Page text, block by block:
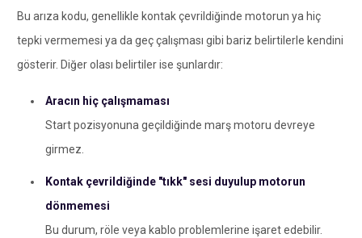
Bu arıza kodu, genellikle kontak çevrildiğinde motorun ya hiç
tepki vermemesi ya da geç çalışması gibi bariz belirtilerle kendini
gösterir. Diğer olası belirtiler ise şunlardır:
Aracın hiç çalışmaması
Start pozisyonuna geçildiğinde marş motoru devreye
girmez.
Kontak çevrildiğinde "tıkk" sesi duyulup motorun
dönmemesi
Bu durum, röle veya kablo problemlerine işaret edebilir.